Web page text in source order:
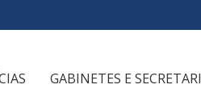
GABINETES E